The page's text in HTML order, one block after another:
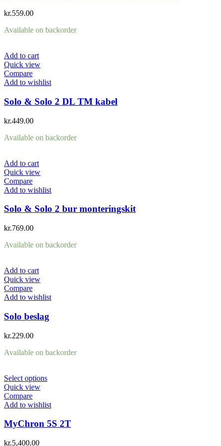
kr.559.00
Available on backorder
Add to cart
Quick view
Compare
Add to wishlist
Solo & Solo 2 DL TM kabel
kr.449.00
Available on backorder
Add to cart
Quick view
Compare
Add to wishlist
Solo & Solo 2 bur monteringskit
kr.769.00
Available on backorder
Add to cart
Quick view
Compare
Add to wishlist
Solo beslag
kr.229.00
Available on backorder
Select options
Quick view
Compare
Add to wishlist
MyChron 5S 2T
kr.5,400.00